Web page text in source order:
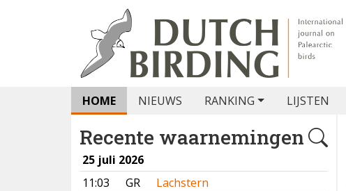
HOME NIEUWS RANKING LIJSTEN
Recente waarnemingen
25 juli 2026
11:03
GR
Lachstern